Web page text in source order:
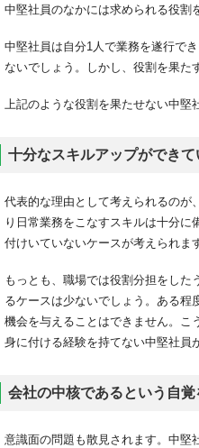
中堅社員のなかには求められる役割
中堅社員は自分1人で業務を遂行で
ないでしょう。しかし、役割を果た
上記のような役割を果たせない中堅
十分なスキルアップができて
代表的な理由として考えられるのが
り日常業務をこなすスキルは十分
付けいていないケースが考えられま
もっとも、職場では役割分担をし
るケースは少ないでしょう。ある程
機会を与えることはできません。こ
身に付ける経験を持てない中堅社員
会社の中核であるという自
意識面の問題も散見されます。中堅